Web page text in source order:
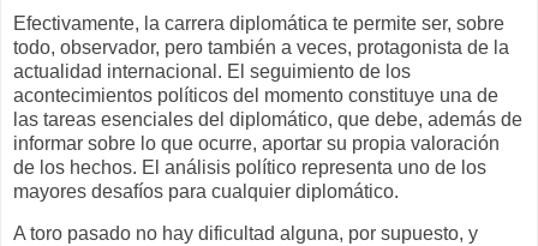
Efectivamente, la carrera diplomática te permite ser, sobre
todo, observador, pero también a veces, protagonista de la
actualidad internacional. El seguimiento de los
acontecimientos políticos del momento constituye una de
las tareas esenciales del diplomático, que debe, además de
informar sobre lo que ocurre, aportar su propia valoración
de los hechos. El análisis político representa uno de los
mayores desafíos para cualquier diplomático.
A toro pasado no hay dificultad alguna, por supuesto, y